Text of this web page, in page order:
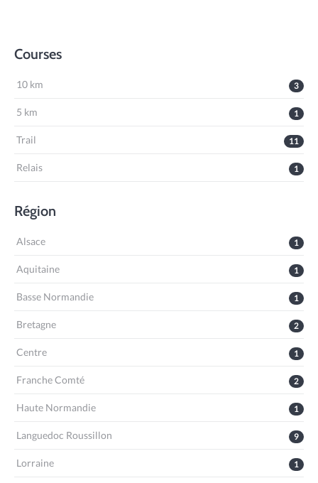
Courses
3
10 km
1
5 km
11
Trail
1
Relais
Région
1
Alsace
1
Aquitaine
1
Basse Normandie
2
Bretagne
1
Centre
2
Franche Comté
1
Haute Normandie
9
Languedoc Roussillon
1
Lorraine